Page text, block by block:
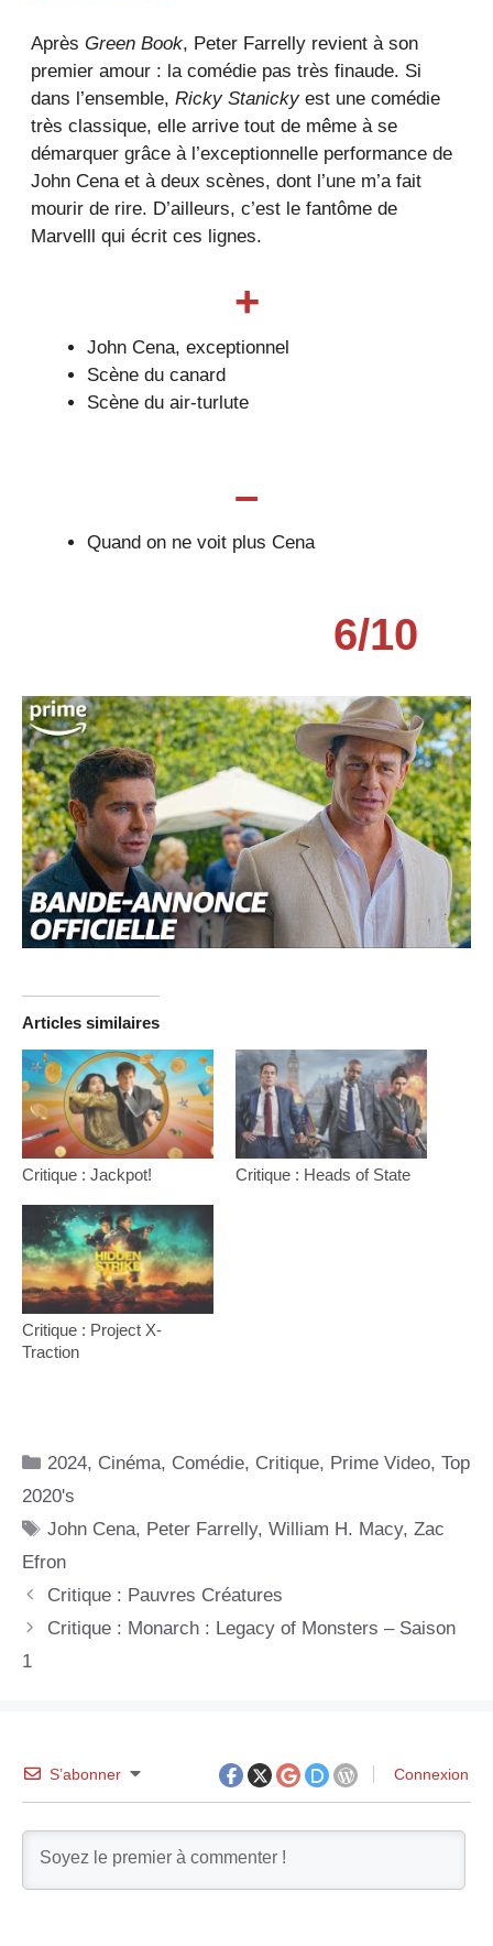
Après Green Book, Peter Farrelly revient à son
premier amour : la comédie pas très finaude. Si
dans l’ensemble, Ricky Stanickyest une comédie
très classique, elle arrive tout de même à se
démarquer grâce à l’exceptionnelle performance de
John Cena et à deux scènes, dont l’une m’a fait
mourir de rire. D’ailleurs, c’est le fantôme de
Marvelll qui écrit ces lignes.
+
John Cena, exceptionnel
Scène du canard
Scène du air-turlute
–
Quand on ne voit plus Cena
6/10
Articles similaires
Critique : Jackpot! Critique : Heads of State
Critique : Project X-
Traction
Catégories
2024, Cinéma, Comédie, Critique, Prime Video,Top
2020's
Étiquettes
John Cena, Peter Farrelly,William H. Macy,Zac
Efron
Critique : Pauvres Créatures
Critique : Monarch : Legacy of Monsters – Saison
1
S’abonner Connexion